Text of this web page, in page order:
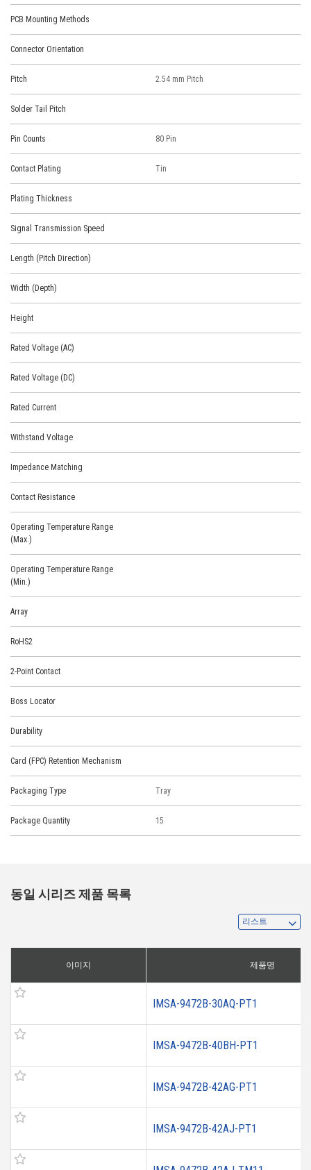
PCB Mounting Methods
Connector Orientation
Pitch 2.54 mm Pitch
Solder Tail Pitch
Pin Counts 80 Pin
Contact Plating Tin
Plating Thickness
Signal Transmission Speed
Length (Pitch Direction)
Width (Depth)
Height
Rated Voltage (AC)
Rated Voltage (DC)
Rated Current
Withstand Voltage
Impedance Matching
Contact Resistance
Operating Temperature Range
(Max.)
Operating Temperature Range
(Min.)
Array
RoHS2
2-Point Contact
Boss Locator
Durability
Card (FPC) Retention Mechanism
Packaging Type Tray
Package Quantity 15
동일 시리즈 제품 목록
이미지 제품명
IMSA-9472B-30AQ-PT1
IMSA-9472B-40BH-PT1
IMSA-9472B-42AG-PT1
IMSA-9472B-42AJ-PT1